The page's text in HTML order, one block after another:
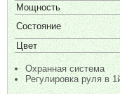
Мощность
Состояние
Цвет
Охранная система
Регулировка руля в